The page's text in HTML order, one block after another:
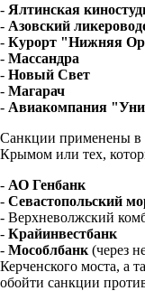
- Ялтинская
- Азовский
- Курорт "Нижняя
- Массандра
- Новый Свет
- Магарач
- Авиакомпания
Санкции применены в
Крымом или тех,
- АО Генбанк
- Севастопольский
- Верхневолжский
- Крайинвестбанк
- Мособлбанк (через
Керченского моста, а
обойти санкции